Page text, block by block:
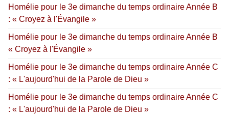
Homélie pour le 3e dimanche du temps ordinaire Année B
: « Croyez à l'Évangile »
Homélie pour le 3e dimanche du temps ordinaire Année B
« Croyez à l'Évangile »
Homélie pour le 3e dimanche du temps ordinaire Année C
: « L'aujourd'hui de la Parole de Dieu »
Homélie pour le 3e dimanche du temps ordinaire Année C
: « L'aujourd'hui de la Parole de Dieu »